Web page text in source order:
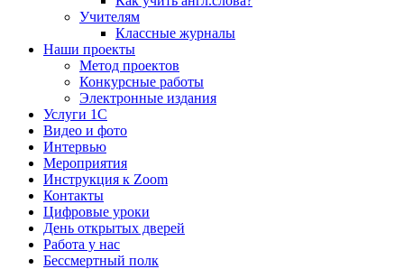
Учителям
Классные журналы
Наши проекты
Метод проектов
Конкурсные работы
Электронные издания
Услуги 1C
Видео и фото
Интервью
Мероприятия
Инструкция к Zoom
Контакты
Цифровые уроки
День открытых дверей
Работа у нас
Бессмертный полк